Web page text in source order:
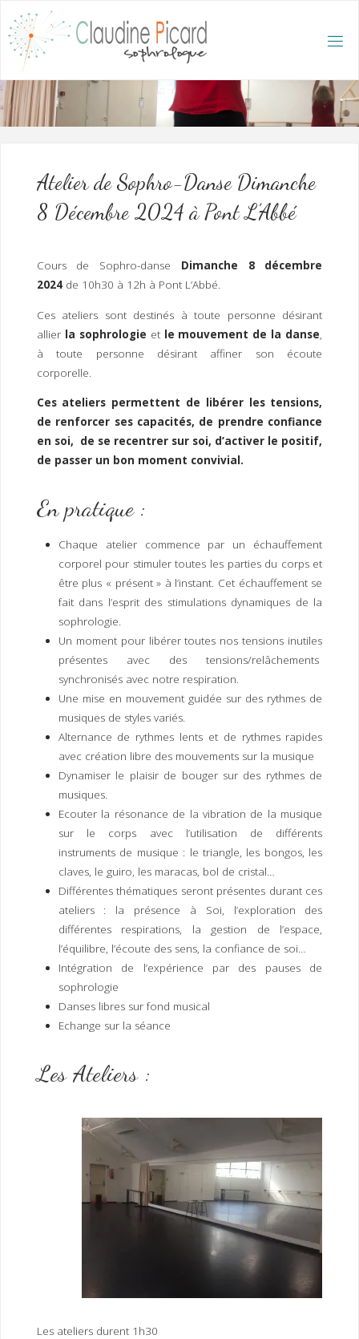
content
DIN
CAR
D :
PHR
O
O G
HYP
N
A
E
UTE
QU
Atelier de Sophro-Danse Dimanche
8 Décembre 2024 à Pont L’Abbé
Cours de Sophro-danse Dimanche 8 décembre
2024de 10h30 à 12h à Pont L’Abbé.
Ces ateliers sont destinés à toute personne désirant
allier la sophrologie et le mouvement de la danse,
à toute personne désirant affiner son écoute
corporelle.
Ces ateliers permettent de libérer les tensions,
de renforcer ses capacités, de prendre confiance
en soi, de se recentrer sur soi, d’activer le positif,
de passer un bon moment convivial.
En pratique :
Chaque atelier commence par un échauffement
corporel pour stimuler toutes les parties du corps et
être plus « présent » à l’instant. Cet échauffement se
fait dans l’esprit des stimulations dynamiques de la
sophrologie.
Un moment pour libérer toutes nos tensions inutiles
présentes avec des tensions/relâchements
synchronisés avec notre respiration.
Une mise en mouvement guidée sur des rythmes de
musiques de styles variés.
Alternance de rythmes lents et de rythmes rapides
avec création libre des mouvements sur la musique
Dynamiser le plaisir de bouger sur des rythmes de
musiques.
Ecouter la résonance de la vibration de la musique
sur le corps avec l’utilisation de différents
instruments de musique : le triangle, les bongos, les
claves, le guiro, les maracas, bol de cristal…
Différentes thématiques seront présentes durant ces
ateliers : la présence à Soi, l’exploration des
différentes respirations, la gestion de l’espace,
l’équilibre, l’écoute des sens, la confiance de soi…
Intégration de l’expérience par des pauses de
sophrologie
Danses libres sur fond musical
Echange sur la séance
Les Ateliers :
Les ateliers durent 1h30